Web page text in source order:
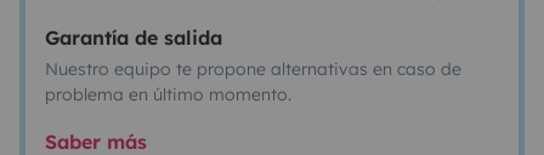
Garantía de salida
Nuestro equipo te propone alternativas en caso de
problema en último momento.
Saber más